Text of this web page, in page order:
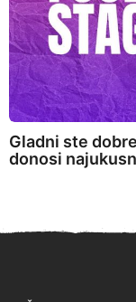
Gladni ste
donosi